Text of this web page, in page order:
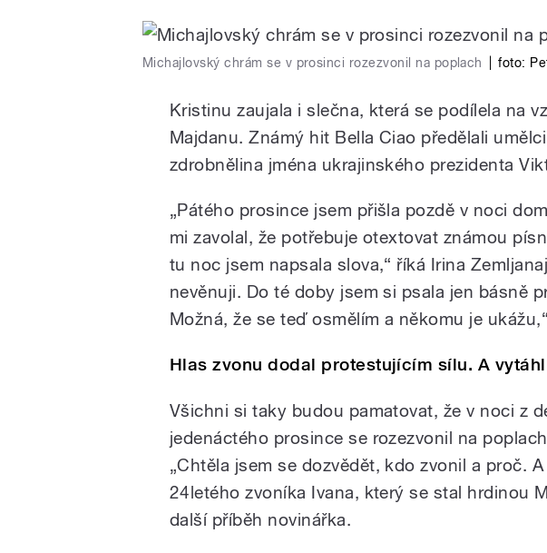
Michajlovský chrám se v prosinci rozezvonil na poplach foto:
Kristinu zaujala i slečna, která se podílela na
Majdanu. Známý hit Bella Ciao předělali
zdrobnělina jména ukrajinského prezidenta
„Pátého prosince jsem přišla pozdě v noci
mi zavolal, že potřebuje otextovat známou
tu noc jsem napsala slova,“ říká Irina
nevěnuji. Do té doby jsem si psala jen básně
Možná, že se teď osmělím a někomu je
Hlas zvonu dodal protestujícím sílu. A
Všichni si taky budou pamatovat, že v noci z
jedenáctého prosince se rozezvonil na
„Chtěla jsem se dozvědět, kdo zvonil a proč.
24letého zvoníka Ivana, který se stal hrdinou
další příběh novinářka.